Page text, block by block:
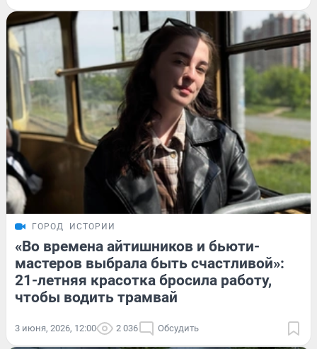
ГОРОД ИСТОРИИ
«Во времена айтишников и бьюти-
мастеров выбрала быть счастливой»:
21-летняя красотка бросила работу,
чтобы водить трамвай
3 июня, 2026, 12:00 2 036 Обсудить